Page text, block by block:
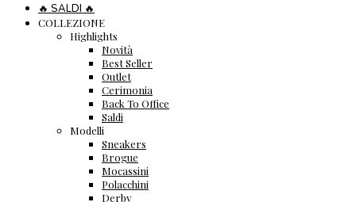
🔥 SALDI 🔥
COLLEZIONE
Highlights
Novità
Best Seller
Outlet
Cerimonia
Back To Office
Saldi
Modelli
Sneakers
Brogue
Mocassini
Polacchini
Derby